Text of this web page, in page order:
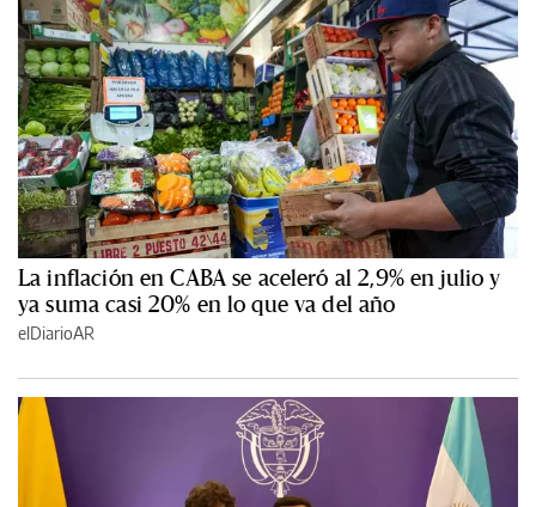
La inflación en CABA se aceleró al 2,9% en julio y
ya suma casi 20% en lo que va del año
elDiarioAR